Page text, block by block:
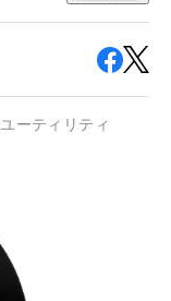
ユーティリティ